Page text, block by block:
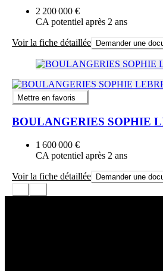
2 200 000 €
CA potentiel après 2 ans
Voir la fiche détaillée Demander une
Mettre en favoris
BOULANGERIES SOPHIE
1 600 000 €
CA potentiel après 2 ans
Voir la fiche détaillée Demander une